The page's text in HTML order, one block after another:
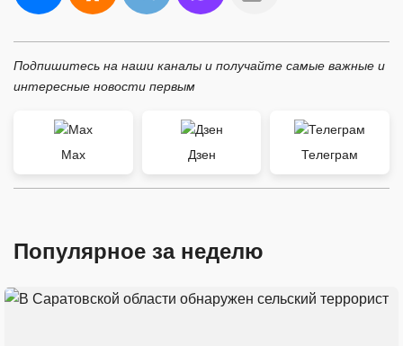
Подпишитесь на наши каналы и получайте самые важные и
интересные новости первым
Max Дзен Телеграм
Популярное за неделю